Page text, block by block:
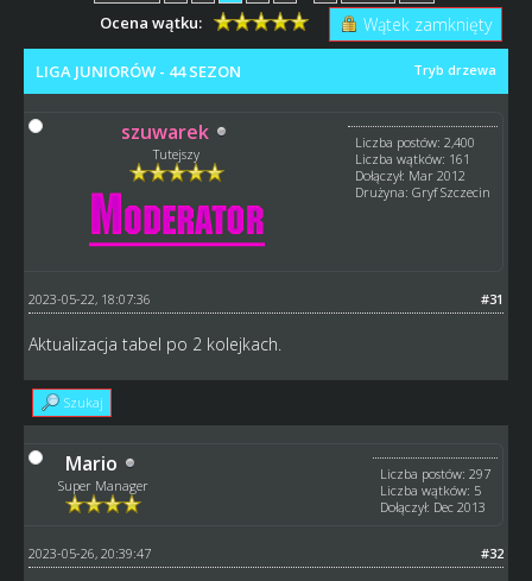
Wątek zamknięty
Ocena wątku:
Tryb drzewa
LIGA JUNIORÓW - 44 SEZON
szuwarek
Tutejszy
Liczba postów: 2,400
Liczba wątków: 161
Dołączył: Mar 2012
Drużyna: Gryf Szczecin
#31
2023-05-22, 18:07:36
Aktualizacja tabel po 2 kolejkach.
Szukaj
Mario
Super Manager
Liczba postów: 297
Liczba wątków: 5
Dołączył: Dec 2013
#32
2023-05-26, 20:39:47